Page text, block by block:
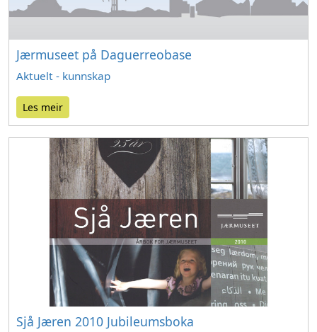
Jærmuseet på Daguerreobase
Aktuelt - kunnskap
Les meir
Sjå Jæren 2010 Jubileumsboka